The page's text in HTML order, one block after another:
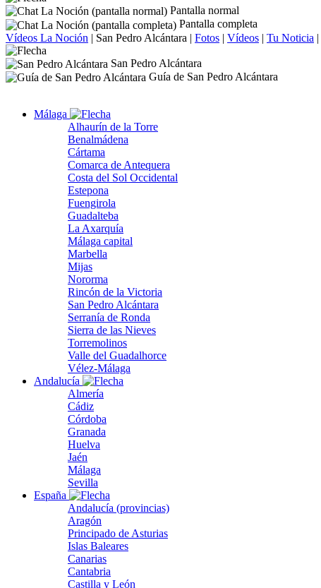
Pantalla normal
Pantalla completa
Vídeos La Noción | San Pedro Alcántara | Fotos | Vídeos | Tu Noticia |
San Pedro Alcántara
Guía de San Pedro Alcántara
Málaga
Alhaurín de la Torre
Benalmádena
Cártama
Comarca de Antequera
Costa del Sol Occidental
Estepona
Fuengirola
Guadalteba
La Axarquía
Málaga capital
Marbella
Mijas
Nororma
Rincón de la Victoria
San Pedro Alcántara
Serranía de Ronda
Sierra de las Nieves
Torremolinos
Valle del Guadalhorce
Vélez-Málaga
Andalucía
Almería
Cádiz
Córdoba
Granada
Huelva
Jaén
Málaga
Sevilla
España
Andalucía (provincias)
Aragón
Principado de Asturias
Islas Baleares
Canarias
Cantabria
Castilla y León